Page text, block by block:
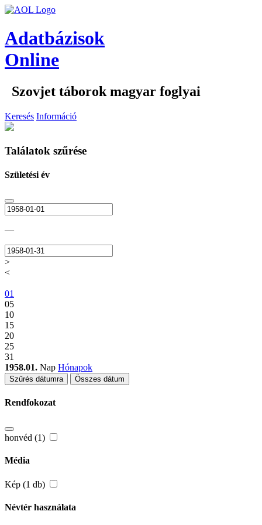
Adatbázisok
Online
Szovjet táborok magyar foglyai
Keresés Információ
Találatok szűrése
Születési év
—
>
<
01
05
10
15
20
25
31
1958.01. Nap Hónapok
Szűrés dátumra Összes dátum
Rendfokozat
honvéd (1)
Média
Kép (1 db)
Névtér használata